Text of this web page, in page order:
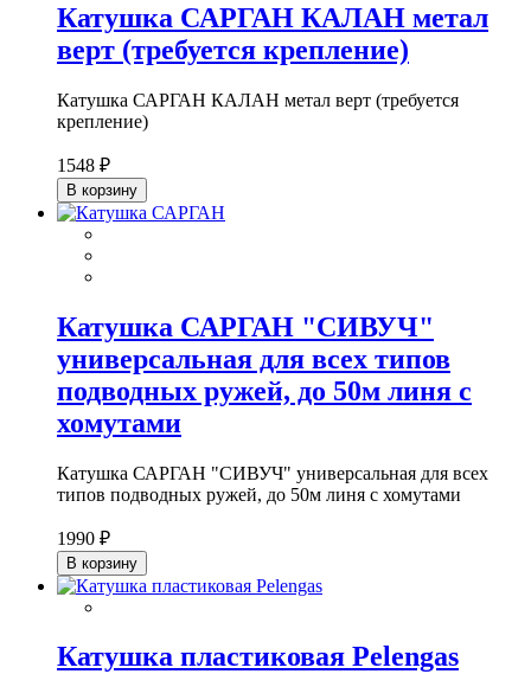
Катушка САРГАН КАЛАН метал
верт (требуется крепление)
Катушка САРГАН КАЛАН метал верт (требуется
крепление)
1548 ₽
В корзину
Катушка САРГАН "СИВУЧ"
универсальная для всех типов
подводных ружей, до 50м линя с
хомутами
Катушка САРГАН "СИВУЧ" универсальная для всех
типов подводных ружей, до 50м линя с хомутами
1990 ₽
В корзину
Катушка пластиковая Pelengas